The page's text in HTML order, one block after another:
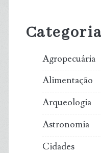
Sidebar
Agropecuária
Alimentação
Arqueologia
Astronomia
Cidades